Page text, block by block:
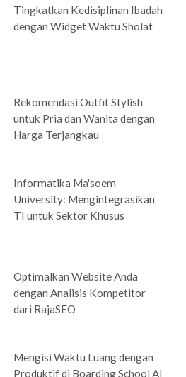
Tingkatkan Kedisiplinan Ibadah
dengan Widget Waktu Sholat
Rekomendasi Outfit Stylish
untuk Pria dan Wanita dengan
Harga Terjangkau
Informatika Ma'soem
University: Mengintegrasikan
TI untuk Sektor Khusus
Optimalkan Website Anda
dengan Analisis Kompetitor
dari RajaSEO
Mengisi Waktu Luang dengan
Produktif di Boarding School Al